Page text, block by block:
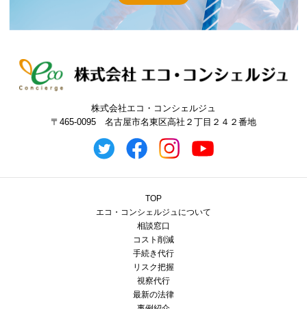
株式会社エコ・コンシェルジュ
〒465-0095 名古屋市名東区高社２丁目２４２番地
TOP
エコ・コンシェルジュについて
相談窓口
コスト削減
手続き代行
リスク把握
視察代行
最新の法律